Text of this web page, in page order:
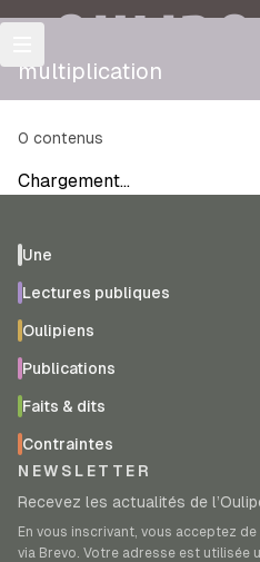
OULIPO
multiplication
0 contenus
Chargement…
Une
Lectures publiques
Oulipiens
Publications
Faits & dits
Contraintes
NEWSLETTER
Recevez les actualités de
En vous inscrivant, vous acceptez
via Brevo. Votre adresse est utilisée